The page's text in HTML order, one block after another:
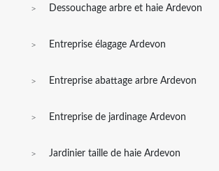
Dessouchage arbre et haie Ardevon
Entreprise élagage Ardevon
Entreprise abattage arbre Ardevon
Entreprise de jardinage Ardevon
Jardinier taille de haie Ardevon